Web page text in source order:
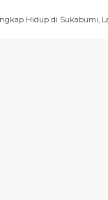
Hidup di Sukabumi,